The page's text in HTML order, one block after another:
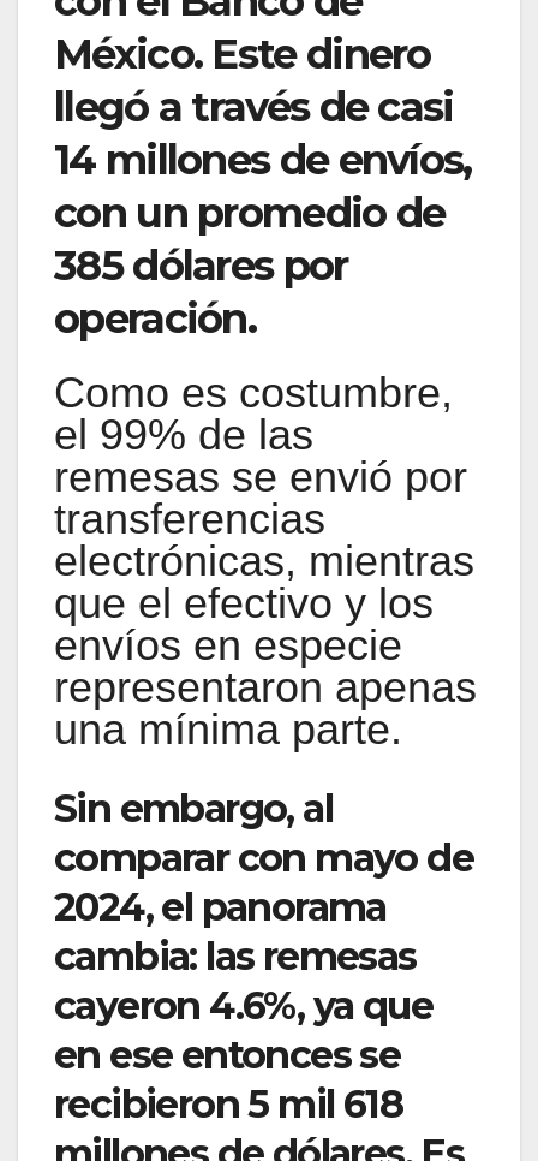
México. Este dinero
llegó a través de casi
14 millones de envíos,
con un promedio de
385 dólares por
operación.
Como es costumbre,
el 99% de las
remesas se envió por
transferencias
electrónicas, mientras
que el efectivo y los
envíos en especie
representaron apenas
una mínima parte.
Sin embargo, al
comparar con mayo de
2024, el panorama
cambia: las remesas
cayeron 4.6%, ya que
en ese entonces se
recibieron 5 mil 618